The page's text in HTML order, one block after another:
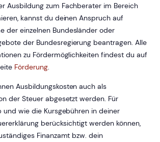
Ausbildung zum Fachberater im Bereich
kannst du deinen Anspruch auf
der einzelnen Bundesländer oder
der Bundesregierung beantragen. Alle
zu Fördermöglichkeiten findest du auf
Förderung.
Ausbildungskosten auch als
der Steuer abgesetzt werden. Für
und wie die Kursgebühren in deiner
berücksichtigt werden können,
Finanzamt bzw. dein